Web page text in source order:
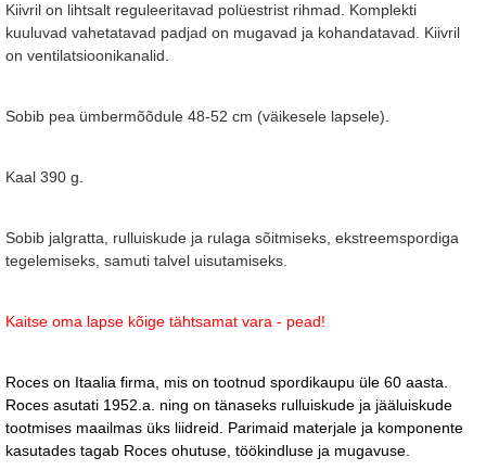
Kiivril on lihtsalt reguleeritavad polüestrist rihmad. Komplekti
kuuluvad vahetatavad padjad on mugavad ja kohandatavad. Kiivril
on ventilatsioonikanalid.
Sobib pea ümbermõõdule 48-52 cm (väikesele lapsele).
Kaal 390 g.
Sobib jalgratta, rulluiskude ja rulaga sõitmiseks, ekstreemspordiga
tegelemiseks, samuti talvel uisutamiseks.
Kaitse oma lapse kõige tähtsamat vara - pead!
Roces on Itaalia firma, mis on tootnud spordikaupu üle 60 aasta.
Roces asutati 1952.a. ning on tänaseks rulluiskude ja jääluiskude
tootmises maailmas üks liidreid. Parimaid materjale ja komponente
kasutades tagab Roces ohutuse, töökindluse ja mugavuse.